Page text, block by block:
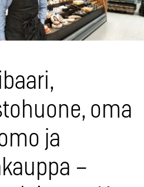
oma
ja
–